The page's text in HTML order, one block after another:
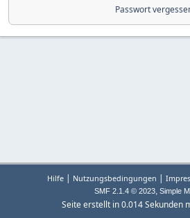
Passwort
Hilfe | Nutzungsbedingungen |
SMF 2.1.4 © 2023, Simple
Seite erstellt in 0.014 Sekunden